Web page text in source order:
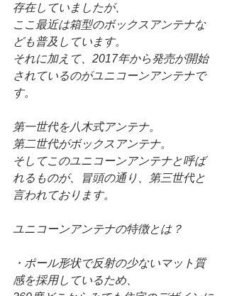
存在していましたが、
ここ最近は箱型のボックスアンテナな
ども普及しています。
それに加えて、2017年から発売が開始
されているのがユニコーンアンテナで
す。
第一世代を八木式アンテナ。
第二世代がボックスアンテナ。
そしてこのユニコーンアンテナと呼ば
れるものが、冒頭の通り、第三世代と
言われております。
ユニコーンアンテナの特徴とは？
・ポール形状で反射の少ないマット質
感を採用しているため、